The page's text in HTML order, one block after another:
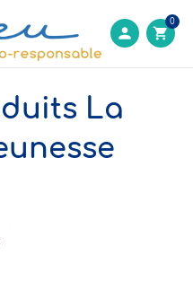
person shopping_cart
0
La